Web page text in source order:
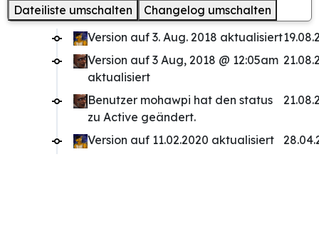
Dateiliste umschalten
Changelog umschalten
Version auf 3. Aug. 2018 aktualisiert
Version auf 3 Aug, 2018 @ 12:05am
aktualisiert
Benutzer mohawpi hat den status
zu Active geändert.
Version auf 11.02.2020 aktualisiert